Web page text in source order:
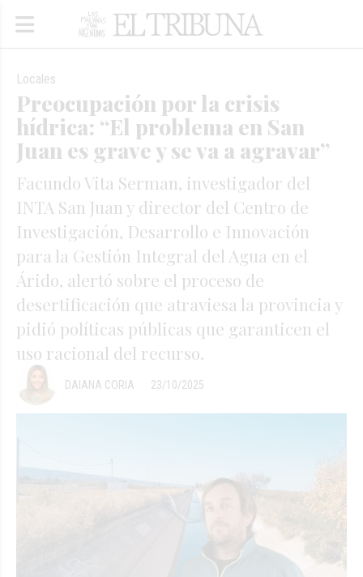
Preocupación por la crisis
hídrica: “El problema en San
Juan es grave y se va a agravar”
Facundo Vita Serman, investigador del
INTA San Juan y director del Centro de
Investigación, Desarrollo e Innovación
para la Gestión Integral del Agua en el
Árido, alertó sobre el proceso de
desertificación que atraviesa la provincia y
pidió políticas públicas que garanticen el
uso racional del recurso.
Locales
23/10/2025
DAIANA CORIA